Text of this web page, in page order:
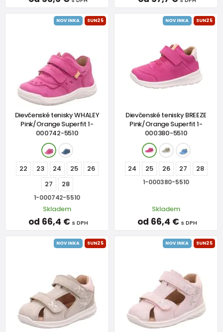
NOVINKA SUN25
Dievčenské tenisky WHALEY
Pink/Orange Superfit 1-
000742-5510
22 23 24 25
26
27
28
1-000742-5510
Skladem
od 66,4 € s DPH
NOVINKA SUN25
Dievčenské tenisky BREEZE
Pink/Orange Superfit 1-
000380-5510
24 25 26 27 28
1-000380-5510
Skladem
od 66,4 € s DPH
NOVINKA SUN25 NOVINKA SUN25